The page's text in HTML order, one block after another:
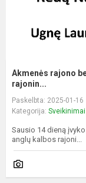
Akmenės rajono
rajonin...
Paskelbta: 2025-01-16
Kategorija: Sveikinimai
Sausio 14 dieną
anglų kalbos rajoni...